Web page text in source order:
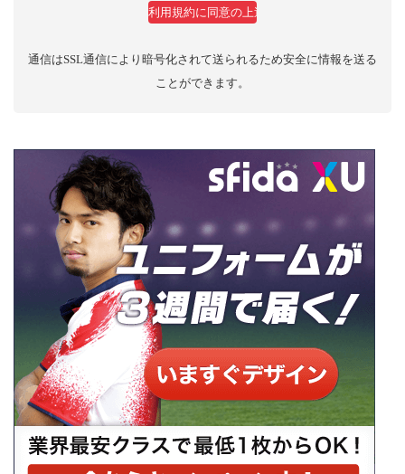
通信はSSL通信により暗号化されて送られるため安全に情報を送る
ことができます。